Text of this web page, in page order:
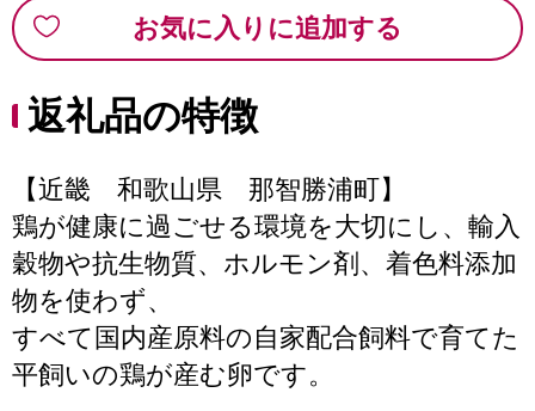
お気に入りに追加する
返礼品の特徴
【近畿 和歌山県 那智勝浦町】
鶏が健康に過ごせる環境を大切にし、輸入
穀物や抗生物質、ホルモン剤、着色料添加
物を使わず、
すべて国内産原料の自家配合飼料で育てた
平飼いの鶏が産む卵です。